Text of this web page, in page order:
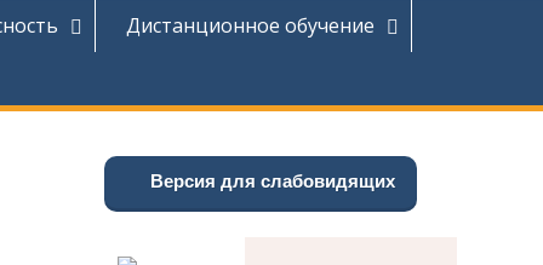
Дистанционное обучение
Версия для слабовидящих